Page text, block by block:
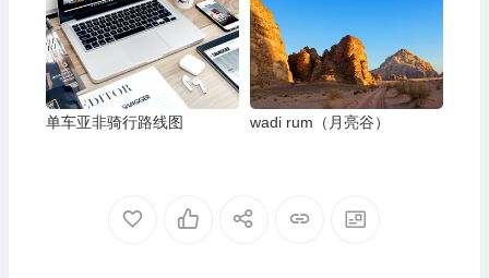
单车亚非骑行路线图 wadi rum（月亮谷）